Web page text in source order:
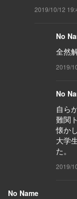
2019/10/12
No
全然
2019/
No
自ら
難関
懐か
大学
た。
2019/
No Name